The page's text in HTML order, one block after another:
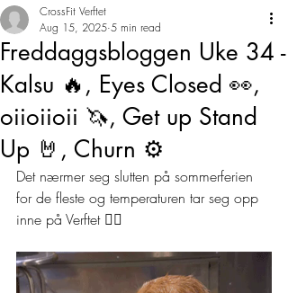
Freddaggsbloggen Uke 34 -
Kalsu 🔥, Eyes Closed 👀,
oiioiioii 🦄, Get up Stand
Up 🤘, Churn ⚙️
CrossFit Verftet
Aug 15, 2025 5 min read
Det nærmer seg slutten på sommerferien
for de fleste og temperaturen tar seg opp
inne på Verftet ❤️‍🔥